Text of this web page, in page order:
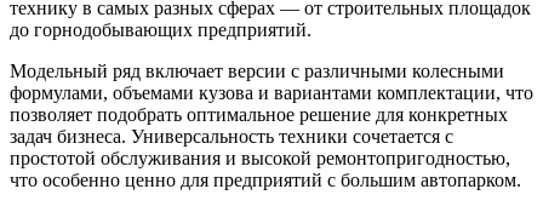
технику в самых разных сферах — от строительных площадок
до горнодобывающих предприятий.
Модельный ряд включает версии с различными колесными
формулами, объемами кузова и вариантами комплектации, что
позволяет подобрать оптимальное решение для конкретных
задач бизнеса. Универсальность техники сочетается с
простотой обслуживания и высокой ремонтопригодностью,
что особенно ценно для предприятий с большим автопарком.